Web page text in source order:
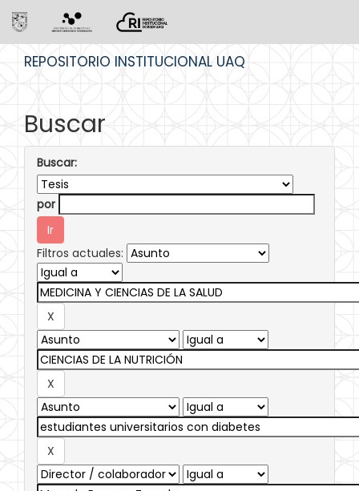
REPOSITORIO INSTITUCIONAL UAQ
Buscar
Buscar:
por
Filtros actuales: